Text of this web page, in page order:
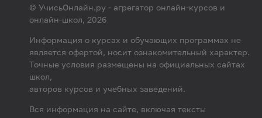
© УчисьОнлайн.ру - агрегатор онлайн-курсов и
онлайн-школ, 2026
Информация о курсах и обучающих программах не
является офертой, носит ознакомительный характер.
Точные условия размещены на официальных сайтах
школ,
авторов курсов и учебных заведений.
Вся информация на сайте, включая тексты